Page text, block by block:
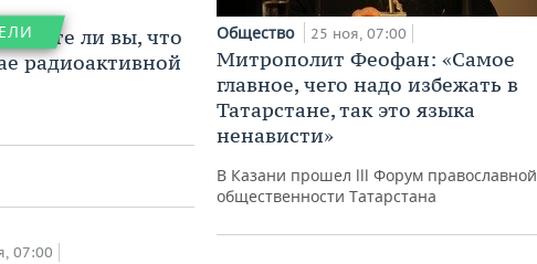
ли вы, что
радиоактивной
как
османов
поэзией,
своих
07:00
Общество 25 ноя, 07:00
Митрополит Феофан: «Самое
главное, чего надо избежать в
Татарстане, так это языка
ненависти»
В Казани прошел lll Форум православной
общественности Татарстана